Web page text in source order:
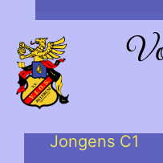
Jongens C1